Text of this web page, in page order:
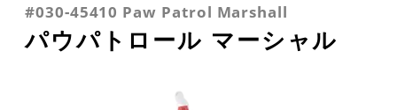
#030-45410 Paw Patrol Marshall
パウパトロール マーシャル